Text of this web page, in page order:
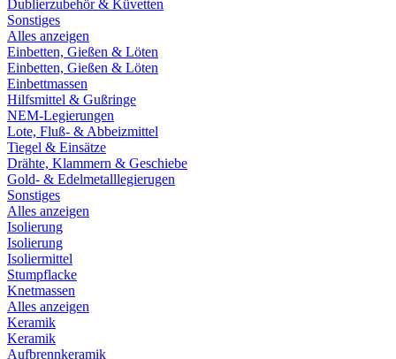
Dublierzubehör & Küvetten
Sonstiges
Alles anzeigen
Einbetten, Gießen & Löten
Einbetten, Gießen & Löten
Einbettmassen
Hilfsmittel & Gußringe
NEM-Legierungen
Lote, Fluß- & Abbeizmittel
Tiegel & Einsätze
Drähte, Klammern & Geschiebe
Gold- & Edelmetalllegierugen
Sonstiges
Alles anzeigen
Isolierung
Isolierung
Isoliermittel
Stumpflacke
Knetmassen
Alles anzeigen
Keramik
Keramik
Aufbrennkeramik